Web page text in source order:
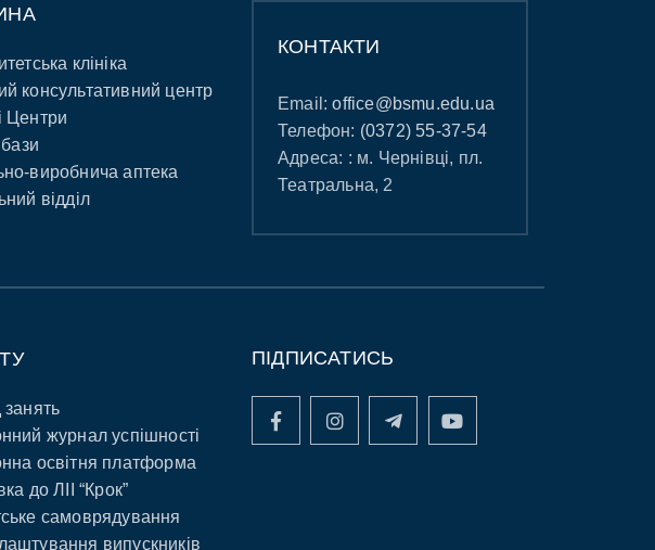
клініка
консультативний центр
Центри
бази
виробнича аптека
відділ
КОНТАКТИ
Email:office@bsmu.edu.ua
Телефон: (0372) 55-37-54
Адреса: : м. Чернівці, пл.
Театральна, 2
занять
журнал успішності
освітня платформа
до ЛІІ “Крок”
самоврядування
випускників
ПІДПИСАТИСЬ